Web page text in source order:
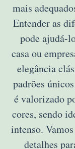
mais
Entender as
pode ajudá-
casa ou
elegância
padrões
é valorizado
cores, sendo
intenso.
detalhes